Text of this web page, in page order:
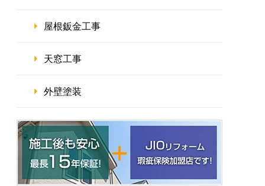
屋根鈑金工事
天窓工事
外壁塗装